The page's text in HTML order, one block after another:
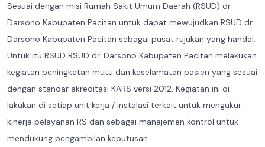
Sesuai dengan misi Rumah Sakit Umum Daerah (RSUD) dr.
Darsono Kabupaten Pacitan untuk dapat mewujudkan RSUD dr.
Darsono Kabupaten Pacitan sebagai pusat rujukan yang handal.
Untuk itu RSUD RSUD dr. Darsono Kabupaten Pacitan melakukan
kegiatan peningkatan mutu dan keselamatan pasien yang sesuai
dengan standar akreditasi KARS versi 2012. Kegiatan ini di
lakukan di setiap unit kerja / instalasi terkait untuk mengukur
kinerja pelayanan RS dan sebagai manajemen kontrol untuk
mendukung pengambilan keputusan.